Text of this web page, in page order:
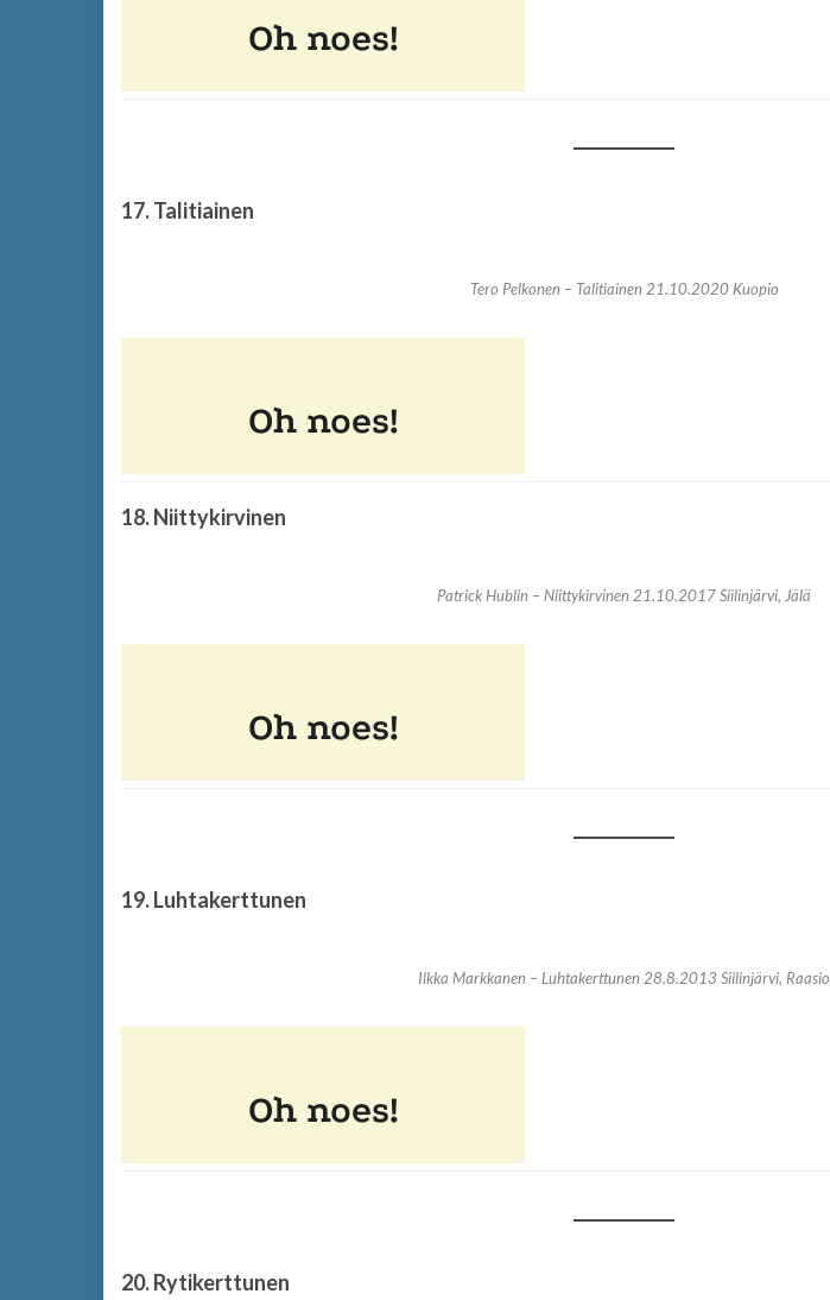
17. Talitiainen
Tero Pelkonen – Talitiainen 21.10.2020 Kuopio
18. Niittykirvinen
Patrick Hublin – Niittykirvinen 21.10.2017 Siilinjärvi, Jälä
19. Luhtakerttunen
Ilkka Markkanen – Luhtakerttunen 28.8.2013 Siilinjärvi, Raasio
20. Rytikerttunen